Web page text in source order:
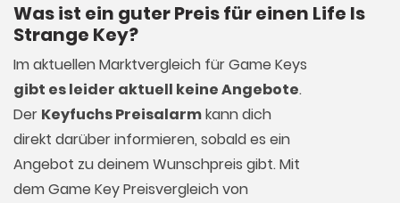
Was ist ein guter Preis für einen Life Is
Strange Key?
Im aktuellen Marktvergleich fürGame Keys
gibt es leider aktuell keine Angebote.
Der Keyfuchs Preisalarmkann dich
direkt darüber informieren, sobald es ein
Angebot zu deinem Wunschpreis gibt. Mit
dem Game Key Preisvergleich von